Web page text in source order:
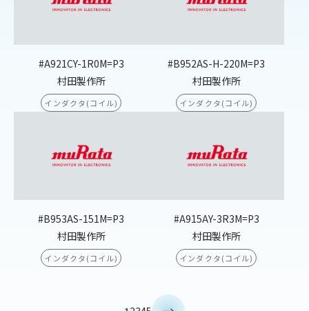
#A921CY-1R0M=P3
村田製作所
インダクタ(コイル)
#B952AS-H-220M=P3
村田製作所
インダクタ(コイル)
#B953AS-151M=P3
村田製作所
インダクタ(コイル)
#A915AY-3R3M=P3
村田製作所
インダクタ(コイル)